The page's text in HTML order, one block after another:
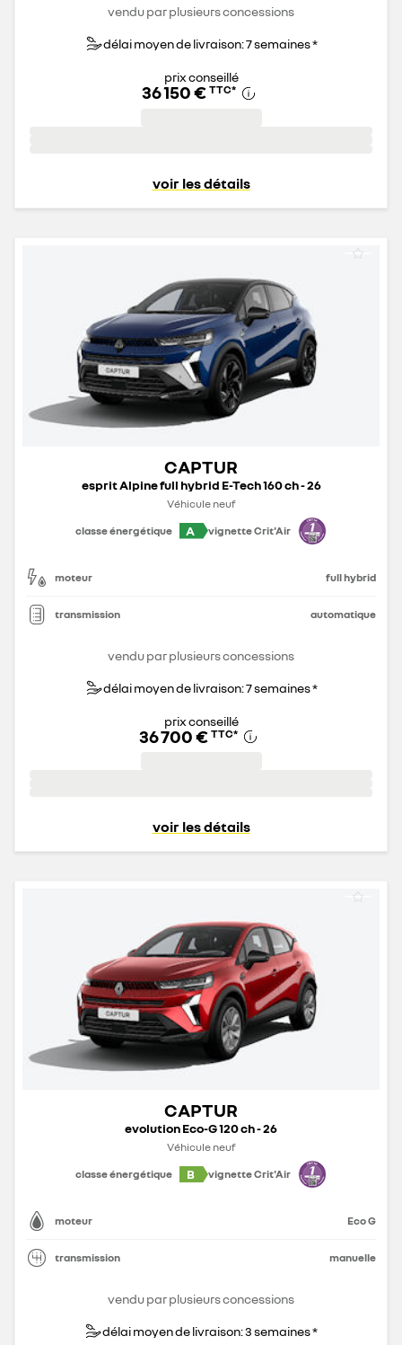
vendu par plusieurs concessions
délai moyen de livraison: 7 semaines *
prix conseillé
36 150 € TTC*
voir les détails
CAPTUR
esprit Alpine full hybrid E-Tech 160 ch - 26
Véhicule neuf
classe énergétique
A vignette Crit'Air
moteur full hybrid
transmission automatique
vendu par plusieurs concessions
délai moyen de livraison: 7 semaines *
prix conseillé
36 700 € TTC*
voir les détails
CAPTUR
evolution Eco-G 120 ch - 26
Véhicule neuf
classe énergétique
B vignette Crit'Air
moteur Eco G
transmission manuelle
vendu par plusieurs concessions
délai moyen de livraison: 3 semaines *